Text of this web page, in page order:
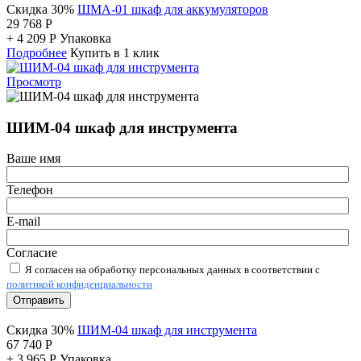
Скидка 30% ШМА-01 шкаф для аккумуляторов
29 768 Р
+ 4 209 Р Упаковка
Подробнее Купить в 1 клик
Просмотр
ШИМ-04 шкаф для инструмента
Ваше имя
Телефон
E-mail
Согласие
Я согласен на обработку персональных данных в соответствии с
политикой конфиденциальности
Отправить
Скидка 30% ШИМ-04 шкаф для инструмента
67 740 Р